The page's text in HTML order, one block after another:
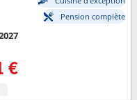
Pension complète
€